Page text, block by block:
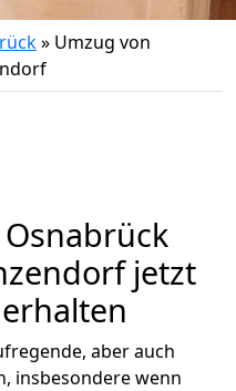
» Umzug von
jetzt
aber auch
insbesondere wenn